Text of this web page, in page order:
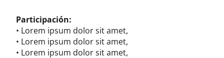
Participación:
• Lorem ipsum dolor sit amet,
• Lorem ipsum dolor sit amet,
• Lorem ipsum dolor sit amet,